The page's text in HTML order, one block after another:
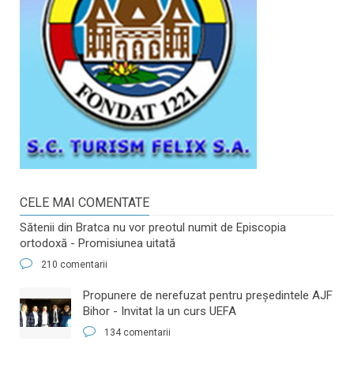
CELE MAI COMENTATE
Sătenii din Bratca nu vor preotul numit de Episcopia
ortodoxă - Promisiunea uitată
210 comentarii
​Propunere de nerefuzat pentru preşedintele AJF
Bihor - Invitat la un curs UEFA
134 comentarii